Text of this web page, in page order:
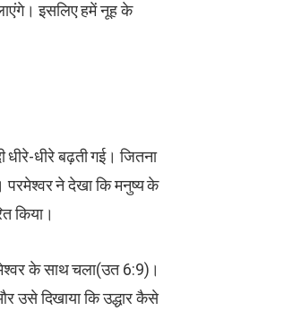
इसलिए हमें नूह के
धीरे बढ़ती गई। जितना
परमेश्वर ने देखा कि मनुष्य के
किया।
के साथ चला(उत 6:9)।
उसे दिखाया कि उद्धार कैसे